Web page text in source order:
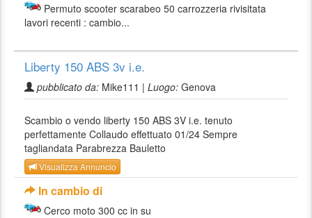
Permuto scooter scarabeo 50 carrozzeria rivisitata
lavori recenti : cambio...
Liberty 150 ABS 3v i.e.
pubblicato da: Mike111 | Luogo: Genova
Scambio o vendo liberty 150 ABS 3V i.e. tenuto
perfettamente Collaudo effettuato 01/24 Sempre
tagliandata Parabrezza Bauletto
Visualizza Annuncio
In cambio di
Cerco moto 300 cc in su